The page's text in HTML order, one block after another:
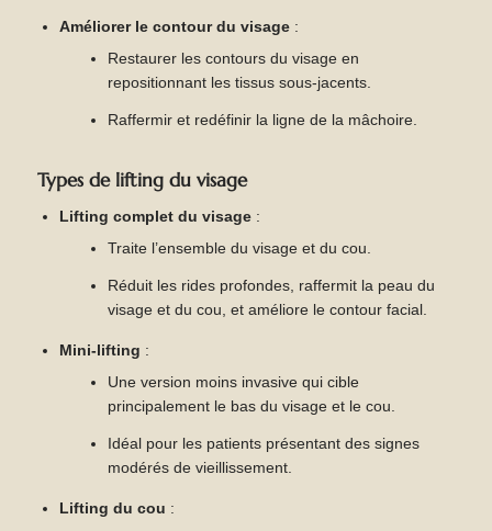
Améliorer le contour du visage :
Restaurer les contours du visage en
repositionnant les tissus sous-jacents.
Raffermir et redéfinir la ligne de la mâchoire.
Types de lifting du visage
Lifting complet du visage :
Traite l’ensemble du visage et du cou.
Réduit les rides profondes, raffermit la peau du
visage et du cou, et améliore le contour facial.
Mini-lifting :
Une version moins invasive qui cible
principalement le bas du visage et le cou.
Idéal pour les patients présentant des signes
modérés de vieillissement.
Lifting du cou :